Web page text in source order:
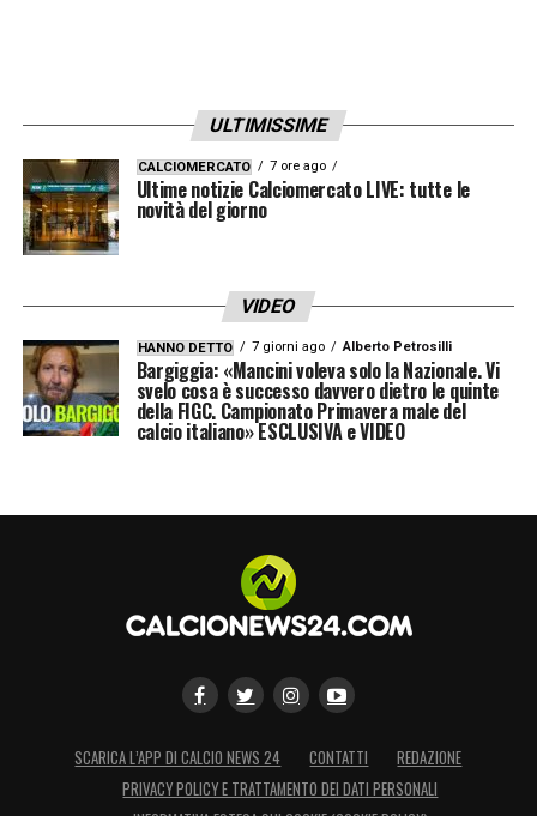
ULTIMISSIME
CALCIOMERCATO 7 ore ago
Ultime notizie Calciomercato LIVE: tutte le
novità del giorno
VIDEO
HANNO DETTO 7 giorni ago Alberto Petrosilli
Bargiggia: «Mancini voleva solo la Nazionale. Vi
svelo cosa è successo davvero dietro le quinte
della FIGC. Campionato Primavera male del
calcio italiano» ESCLUSIVA e VIDEO
SCARICA L’APP DI CALCIO NEWS 24 CONTATTI
REDAZIONE
PRIVACY POLICY E TRATTAMENTO DEI DATI PERSONALI